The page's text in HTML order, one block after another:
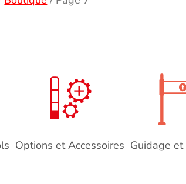
Options et Accessoires Guidage